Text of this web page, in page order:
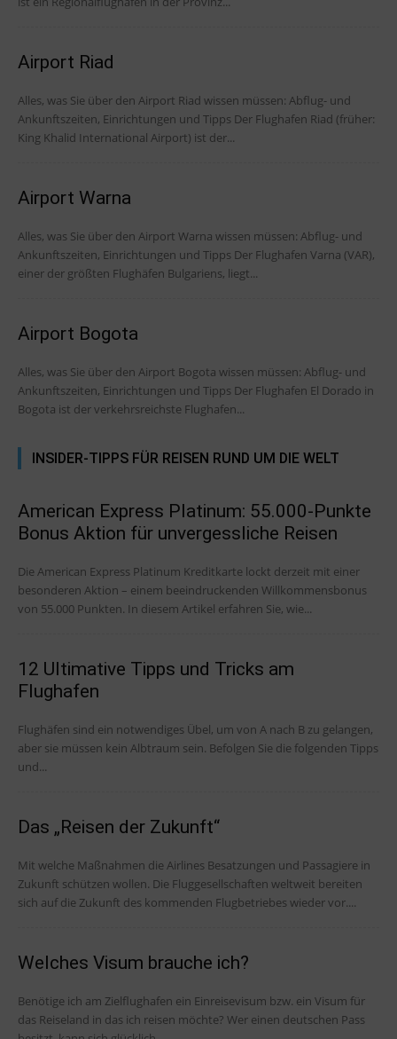
Airport Riad
Alles, was Sie über den Airport Riad wissen müssen: Abflug- und
Ankunftszeiten, Einrichtungen und Tipps Der Flughafen Riad (früher:
King Khalid International Airport) ist der...
Airport Warna
Alles, was Sie über den Airport Warna wissen müssen: Abflug- und
Ankunftszeiten, Einrichtungen und Tipps Der Flughafen Varna (VAR),
einer der größten Flughäfen Bulgariens, liegt...
Airport Bogota
Alles, was Sie über den Airport Bogota wissen müssen: Abflug- und
Ankunftszeiten, Einrichtungen und Tipps Der Flughafen El Dorado in
Bogota ist der verkehrsreichste Flughafen...
INSIDER-TIPPS FÜR REISEN RUND UM DIE WELT
American Express Platinum: 55.000-Punkte
Bonus Aktion für unvergessliche Reisen
Die American Express Platinum Kreditkarte lockt derzeit mit einer
besonderen Aktion – einem beeindruckenden Willkommensbonus
von 55.000 Punkten. In diesem Artikel erfahren Sie, wie...
12 Ultimative Tipps und Tricks am
Flughafen
Flughäfen sind ein notwendiges Übel, um von A nach B zu gelangen,
aber sie müssen kein Albtraum sein. Befolgen Sie die folgenden Tipps
und...
Das „Reisen der Zukunft“
Mit welche Maßnahmen die Airlines Besatzungen und Passagiere in
Zukunft schützen wollen. Die Fluggesellschaften weltweit bereiten
sich auf die Zukunft des kommenden Flugbetriebes wieder vor....
Welches Visum brauche ich?
Benötige ich am Zielflughafen ein Einreisevisum bzw. ein Visum für
das Reiseland in das ich reisen möchte? Wer einen deutschen Pass